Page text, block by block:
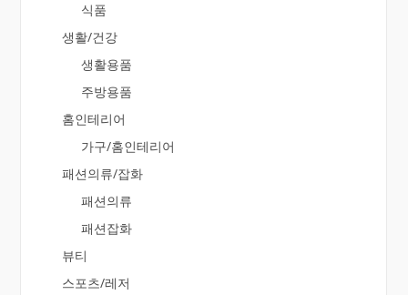
식품
생활/건강
생활용품
주방용품
홈인테리어
가구/홈인테리어
패션의류/잡화
패션의류
패션잡화
뷰티
스포츠/레저